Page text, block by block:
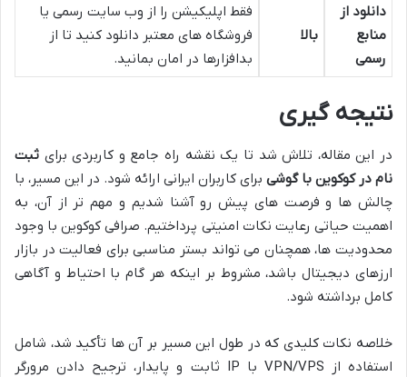
دانلود از
منابع
رسمی
بالا
فقط اپلیکیشن را از وب سایت رسمی یا
فروشگاه های معتبر دانلود کنید تا از
بدافزارها در امان بمانید.
نتیجه گیری
در این مقاله، تلاش شد تا یک نقشه راه جامع و کاربردی برای ثبت
نام در کوکوین با گوشی برای کاربران ایرانی ارائه شود. در این مسیر، با
چالش ها و فرصت های پیش رو آشنا شدیم و مهم تر از آن، به
اهمیت حیاتی رعایت نکات امنیتی پرداختیم. صرافی کوکوین با وجود
محدودیت ها، همچنان می تواند بستر مناسبی برای فعالیت در بازار
ارزهای دیجیتال باشد، مشروط بر اینکه هر گام با احتیاط و آگاهی
کامل برداشته شود.
خلاصه نکات کلیدی که در طول این مسیر بر آن ها تأکید شد، شامل
استفاده از VPN/VPS با IP ثابت و پایدار، ترجیح دادن مرورگر